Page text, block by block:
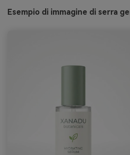
Esempio di immagine di serra